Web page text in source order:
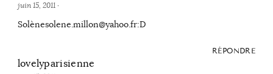
juin 15, 2011·
Solènesolene.millon@yahoo.fr:D
RÉPONDRE
lovelyparisienne